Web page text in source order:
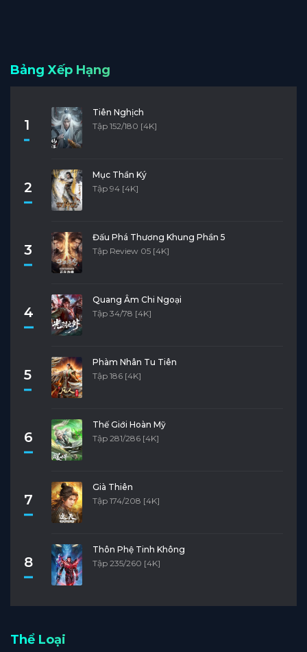
Bảng Xếp Hạng
1
Tiên Nghịch
Tập 152/180 [4K]
2
Mục Thần Ký
Tập 94 [4K]
3
Đấu Phá Thương Khung Phần 5
Tập Review 05 [4K]
4
Quang Âm Chi Ngoại
Tập 34/78 [4K]
5
Phàm Nhân Tu Tiên
Tập 186 [4K]
6
Thế Giới Hoàn Mỹ
Tập 281/286 [4K]
7
Già Thiên
Tập 174/208 [4K]
8
Thôn Phệ Tinh Không
Tập 235/260 [4K]
Thể Loại